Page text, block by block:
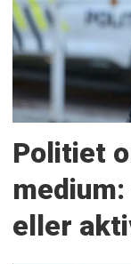
Politiet
eller